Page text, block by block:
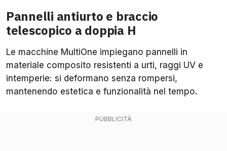
Pannelli antiurto e braccio
telescopico a doppia H
Le macchine MultiOne impiegano pannelli in
materiale composito resistenti a urti, raggi UV e
intemperie: si deformano senza rompersi,
mantenendo estetica e funzionalità nel tempo.